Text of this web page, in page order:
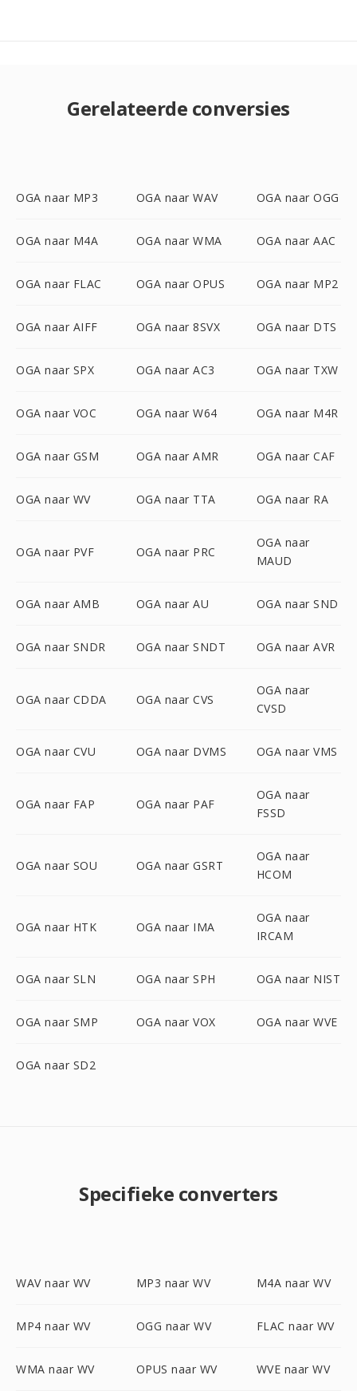
Gerelateerde conversies
OGA naar MP3 OGA naar WAV OGA naar OGG
OGA naar M4A OGA naar WMA OGA naar AAC
OGA naar FLAC OGA naar OPUS OGA naar MP2
OGA naar AIFF OGA naar 8SVX OGA naar DTS
OGA naar SPX OGA naar AC3 OGA naar TXW
OGA naar VOC OGA naar W64 OGA naar M4R
OGA naar GSM OGA naar AMR OGA naar CAF
OGA naar WV OGA naar TTA OGA naar RA
OGA naar PVF OGA naar PRC
OGA naar
MAUD
OGA naar AMB OGA naar AU OGA naar SND
OGA naar SNDR OGA naar SNDT OGA naar AVR
OGA naar CDDA OGA naar CVS
OGA naar
CVSD
OGA naar CVU OGA naar DVMS OGA naar VMS
OGA naar FAP OGA naar PAF
OGA naar
FSSD
OGA naar SOU OGA naar GSRT
OGA naar
HCOM
OGA naar HTK OGA naar IMA
OGA naar
IRCAM
OGA naar SLN OGA naar SPH OGA naar NIST
OGA naar SMP OGA naar VOX OGA naar WVE
OGA naar SD2
Specifieke converters
WAV naar WV MP3 naar WV M4A naar WV
MP4 naar WV OGG naar WV FLAC naar WV
WMA naar WV OPUS naar WV WVE naar WV